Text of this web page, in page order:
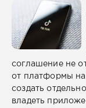
соглашение не
от платформы на
создать
владеть